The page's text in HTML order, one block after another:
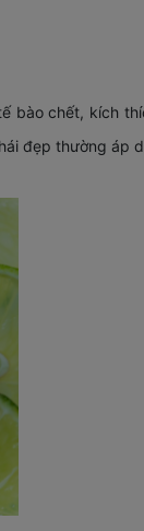
bào chết, kích
đẹp thường áp